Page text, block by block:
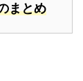
まとめ